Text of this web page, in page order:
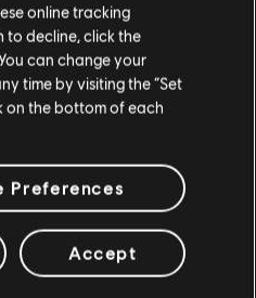
부사항
PvP를 플레이하여 막강한
기에 닥친 수도를 지켜낼
성장해보세요.
기
online tracking
to decline, click the
can change your
time by visiting the “Set
on the bottom of each
Preferences
Accept